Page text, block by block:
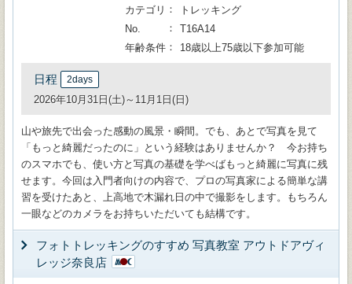
カテゴリ
トレッキング
No.
T16A14
年齢条件
18歳以上75歳以下参加可能
日程 2days
2026年10月31日(土)～11月1日(日)
山や旅先で出会った感動の風景・瞬間。でも、あとで写真を見て
「もっと綺麗だったのに」という経験はありませんか？ 今お持ち
のスマホでも、使い方と写真の基礎を学べばもっと綺麗に写真に残
せます。今回は入門者向けの内容で、プロの写真家による簡単な講
習を受けたあと、上高地で木漏れ日の中で撮影をします。もちろん
一眼などのカメラをお持ちいただいても結構です。
フォトトレッキングのすすめ 写真教室 アウトドアヴィ
レッジ奈良店